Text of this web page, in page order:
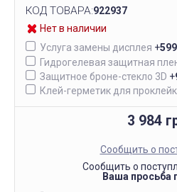
КОД ТОВАРА:922937
Нет в наличии
Услуга замены дисплея +
Гидрогелевая защитная
Защитное броне-стекло 3D +
Клей-герметик для
3 984
Сообщить о
Сообщить о
Ваша просьба